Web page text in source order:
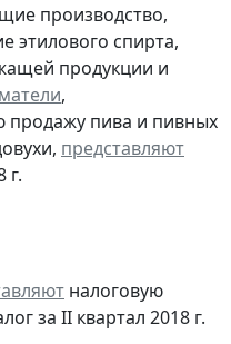
производство,
этилового спирта,
продукции и
,
пива и пивных
представляют
г.
налоговую
за II квартал 2018 г.